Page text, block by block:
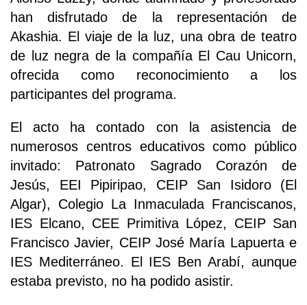
han disfrutado de la representación de
Akashia. El viaje de la luz, una obra de teatro
de luz negra de la compañía El Cau Unicorn,
ofrecida como reconocimiento a los
participantes del programa.
El acto ha contado con la asistencia de
numerosos centros educativos como público
invitado: Patronato Sagrado Corazón de
Jesús, EEI Pipiripao, CEIP San Isidoro (El
Algar), Colegio La Inmaculada Franciscanos,
IES Elcano, CEE Primitiva López, CEIP San
Francisco Javier, CEIP José María Lapuerta e
IES Mediterráneo. El IES Ben Arabí, aunque
estaba previsto, no ha podido asistir.